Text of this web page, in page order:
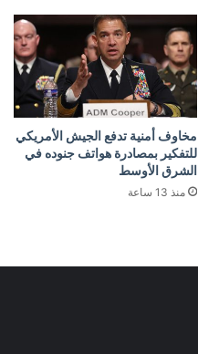
مخاوف أمنية تدفع الجيش الأمريكي
للتفكير بمصادرة هواتف جنوده في
الشرق الأوسط
منذ 13 ساعة